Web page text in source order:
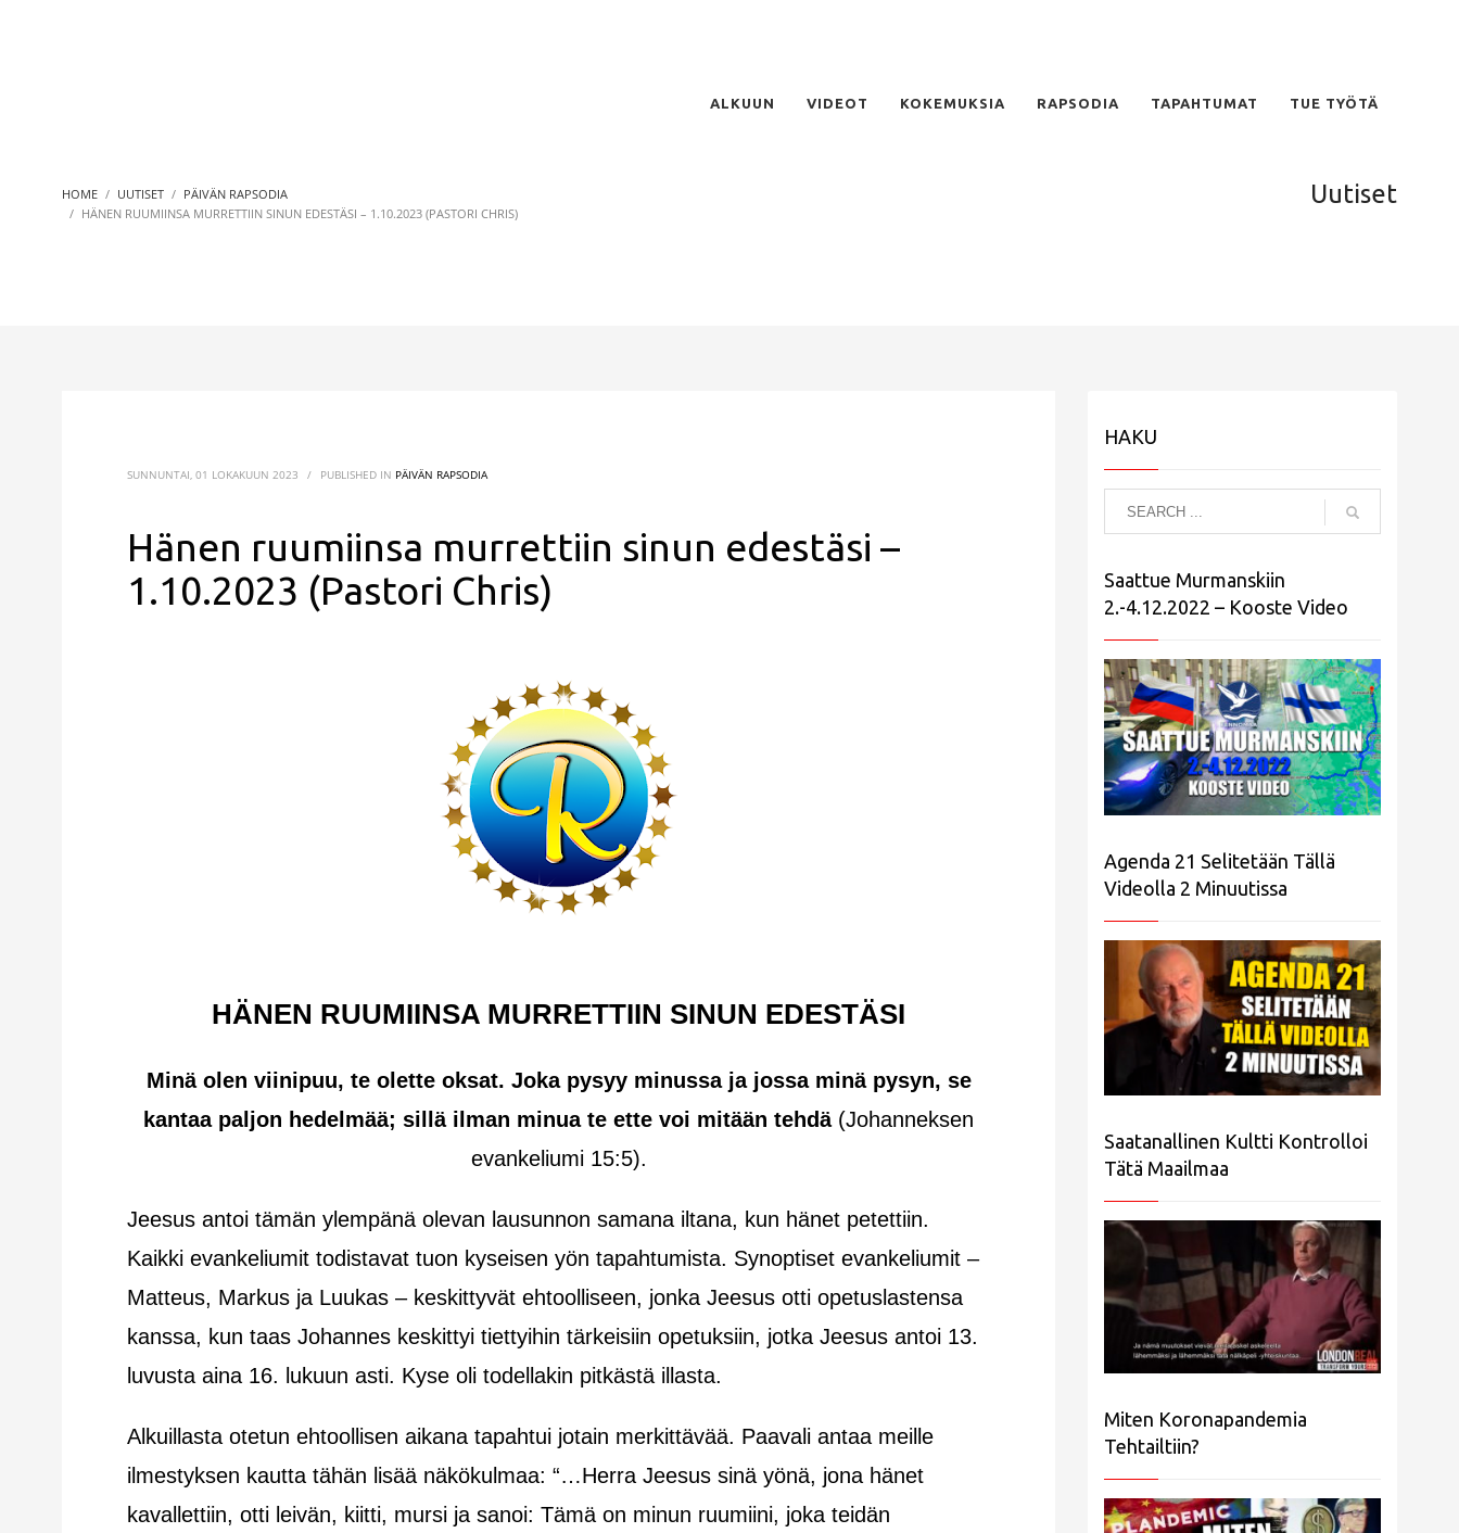
ALKUUN VIDEOT KOKEMUKSIA RAPSODIA TAPAHTUMAT TUE TYÖTÄ
HOME UUTISET
PÄIVÄN RAPSODIA
HÄNEN RUUMIINSA MURRETTIIN SINUN EDESTÄSI – 1.10.2023 (PASTORI CHRIS)
Uutiset
SUNNUNTAI, 01 LOKAKUUN 2023 / PUBLISHED IN PÄIVÄN RAPSODIA
Hänen ruumiinsa murrettiin sinun edestäsi –
1.10.2023 (Pastori Chris)
HÄNEN RUUMIINSA MURRETTIIN SINUN EDESTÄSI
Minä olen viinipuu, te olette oksat. Joka pysyy minussa ja jossa minä pysyn, se
kantaa paljon hedelmää; sillä ilman minua te ette voi mitään tehdä(Johanneksen
evankeliumi 15:5).
Jeesus antoi tämän ylempänä olevan lausunnon samana iltana, kun hänet petettiin.
Kaikki evankeliumit todistavat tuon kyseisen yön tapahtumista. Synoptiset evankeliumit –
Matteus, Markus ja Luukas – keskittyvät ehtoolliseen, jonka Jeesus otti opetuslastensa
kanssa, kun taas Johannes keskittyi tiettyihin tärkeisiin opetuksiin, jotka Jeesus antoi 13.
luvusta aina 16. lukuun asti. Kyse oli todellakin pitkästä illasta.
Alkuillasta otetun ehtoollisen aikana tapahtui jotain merkittävää. Paavali antaa meille
ilmestyksen kautta tähän lisää näkökulmaa: “…Herra Jeesus sinä yönä, jona hänet
kavallettiin, otti leivän, kiitti, mursi ja sanoi: Tämä on minun ruumiini, joka teidän
HAKU
Saattue Murmanskiin
2.-4.12.2022 – Kooste Video
Agenda 21 Selitetään Tällä
Videolla 2 Minuutissa
Saatanallinen Kultti Kontrolloi
Tätä Maailmaa
Miten Koronapandemia
Tehtailtiin?